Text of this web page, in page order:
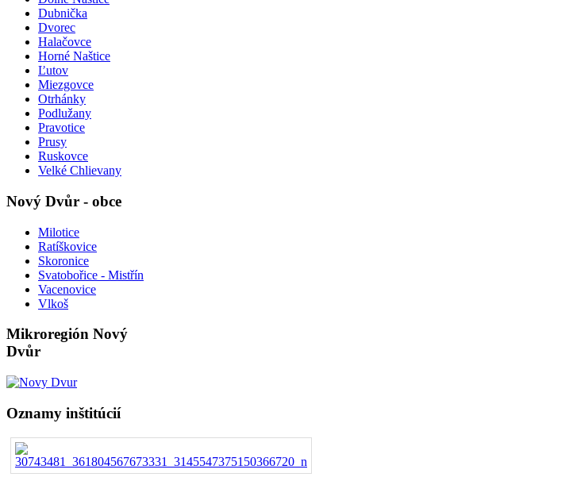
Dubnička
Dvorec
Halačovce
Horné Naštice
Ľutov
Miezgovce
Otrhánky
Podlužany
Pravotice
Prusy
Ruskovce
Velké Chlievany
Nový Dvůr - obce
Milotice
Ratíškovice
Skoronice
Svatobořice - Mistřín
Vacenovice
Vlkoš
Mikroregión Nový
Dvůr
Oznamy inštitúcií